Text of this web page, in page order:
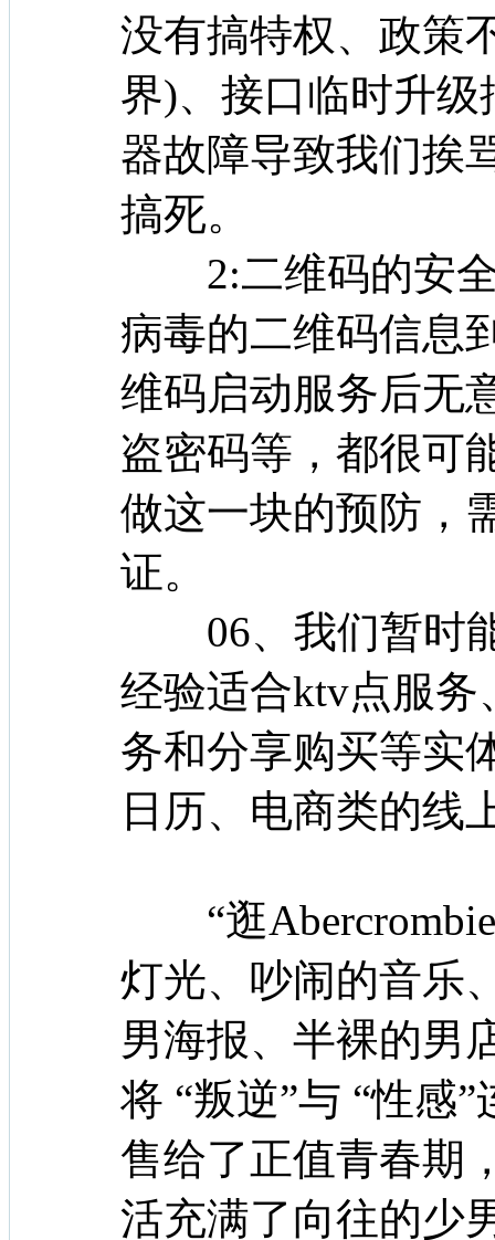
没有搞特权、政策
界)、接口临时升
器故障导致我们挨
搞死。
2:二维码的安全
病毒的二维码信息
维码启动服务后无
盗密码等，都很可
做这一块的预防，
证。
06、我们暂时能
经验适合ktv点服
务和分享购买等实
日历、电商类的线
“逛
灯光、吵闹的音乐
男海报、半裸的男
将 “叛逆”与 “性感
售给了正值青春期
活充满了向往的